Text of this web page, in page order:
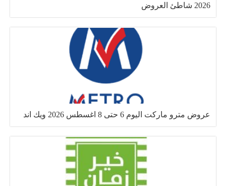
2026 شاطئ العروض
عروض مترو ماركت اليوم 6 حتى 8 اغسطس 2026 ويك اند